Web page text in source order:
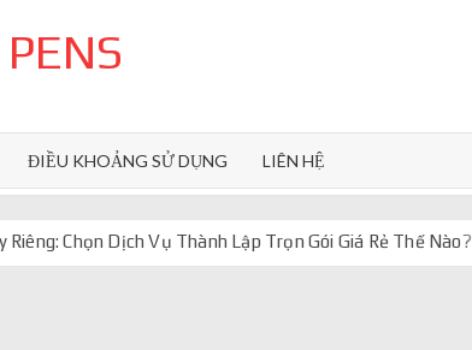
ĐIỀU KHOẢNG SỬ DỤNG LIÊN HỆ
Chọn Dịch Vụ Thành Lập Trọn Gói Giá Rẻ Thế Nào?
và AI agent